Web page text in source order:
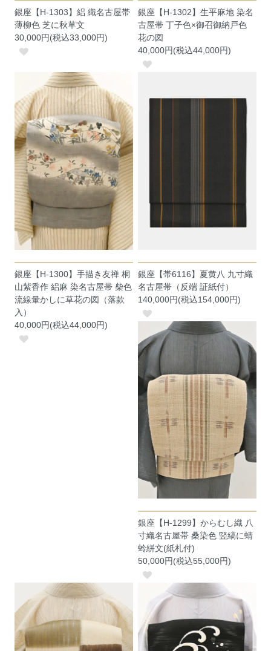
銀座【H-1303】絽 織名古屋帯
薄柳色 芝に秋草文
30,000円(税込33,000円)
銀座【H-1302】生平麻地 染名
古屋帯 丁子色×御召御納戸色
花の図
40,000円(税込44,000円)
銀座【H-1300】手描き友禅 桐
山紫香作 絽麻 染名古屋帯 柴色
流線暈かしに草花の図（落款
入）
40,000円(税込44,000円)
銀座【帯6116】夏黄八 九寸織
名古屋帯（反端 証紙付）
140,000円(税込154,000円)
銀座【H-1299】からむし織 八
寸織名古屋帯 桑染色 竪縞に蜻
蛉絣文(紙札付)
50,000円(税込55,000円)